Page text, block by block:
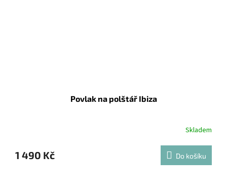
Povlak na polštář Ibiza
Skladem
1 490 Kč Do košíku